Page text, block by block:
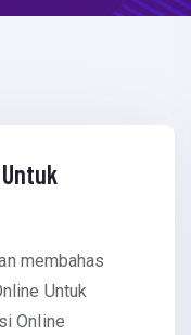
membahas
Untuk
Online